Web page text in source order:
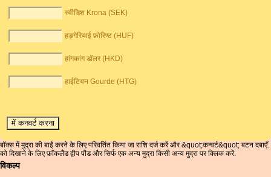
स्वीडिश Krona (SEK)
हङ्गेरियाई फ़ोरिण्ट (HUF)
हांगकांग डॉलर (HKD)
हाईटियन Gourde (HTG)
बॉक्स में मुद्रा की बाईं करने के लिए परिवर्तित किया जा राशि दर्ज करें और &quot;कन्वर्ट&quot; बटन दबाएँ.
को दिखाने के लिए फ़ॉकलैंड द्वीप पौंड और सिर्फ एक अन्य मुद्रा किसी अन्य मुद्रा पर क्लिक करें.
विकल्प